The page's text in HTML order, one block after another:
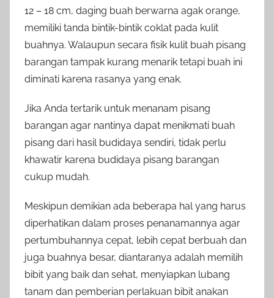
12 – 18 cm, daging buah berwarna agak orange,
memiliki tanda bintik-bintik coklat pada kulit
buahnya. Walaupun secara fisik kulit buah pisang
barangan tampak kurang menarik tetapi buah ini
diminati karena rasanya yang enak.
Jika Anda tertarik untuk menanam pisang
barangan agar nantinya dapat menikmati buah
pisang dari hasil budidaya sendiri, tidak perlu
khawatir karena budidaya pisang barangan
cukup mudah.
Meskipun demikian ada beberapa hal yang harus
diperhatikan dalam proses penanamannya agar
pertumbuhannya cepat, lebih cepat berbuah dan
juga buahnya besar, diantaranya adalah memilih
bibit yang baik dan sehat, menyiapkan lubang
tanam dan pemberian perlakuan bibit anakan